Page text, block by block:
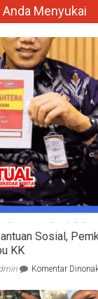
Menyukai
Sosial,
KK
Komentar